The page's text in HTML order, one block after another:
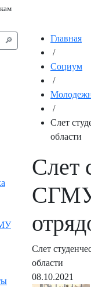
🔎︎
Главная
/
Социум
/
/
Слет
области
Слет
Слет
области
08.10.2021